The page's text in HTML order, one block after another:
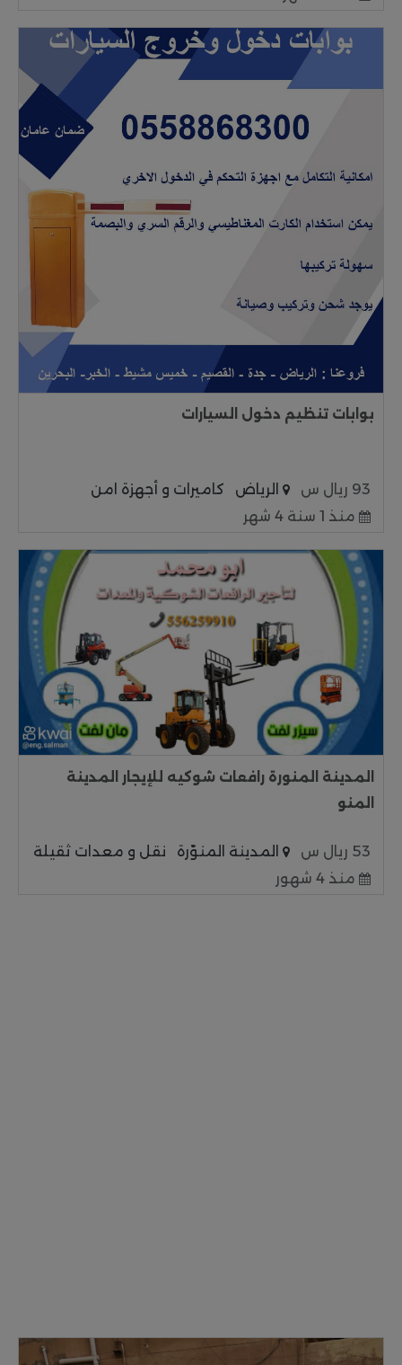
بوابات تنظيم دخول السيارات
93 ريال س الرياض
كاميرات و أجهزة امن
منذ 1 سنة 4 شهر
المدينة المنورة رافعات شوكيه للإيجار المدينة
المنو
53 ريال س المدينة المنوّرة
نقل و معدات ثقيلة
منذ 4 شهور